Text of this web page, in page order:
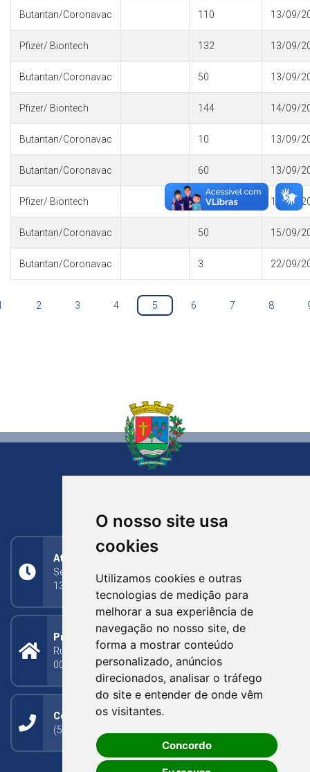
O nosso site usa
cookies
Utilizamos cookies e outras
tecnologias de medição para
melhorar a sua experiência de
navegação no nosso site, de
forma a mostrar conteúdo
personalizado, anúncios
direcionados, analisar o tráfego
do site e entender de onde vêm
os visitantes.
Concordo
Butantan/Coronavac 110 13/09/
Pfizer/ Biontech 132 13/09/
Butantan/Coronavac 50 13/09/
Pfizer/ Biontech 144 14/09/
Butantan/Coronavac 10 13/09/
Butantan/Coronavac 60 13/09/
Pfizer/ Biontech 288 15/09/
Butantan/Coronavac 50 15/09/
Butantan/Coronavac 3 22/09/
2 3 4 5 6 7 8
Atendimento
Segunda a Sexta: 8h às 11h30min (manhã);
13h30min às 17h (tarde)
Prefeitura Municipal
Rua Silva Jardim, 505 - Bairro Centro - CEP: 95340-
000
Contato
(54) 3273-1649 ou (54) 3273-1150